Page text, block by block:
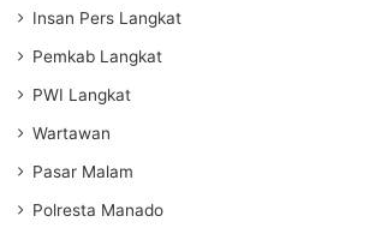
Insan Pers Langkat
Pemkab Langkat
PWI Langkat
Wartawan
Pasar Malam
Polresta Manado